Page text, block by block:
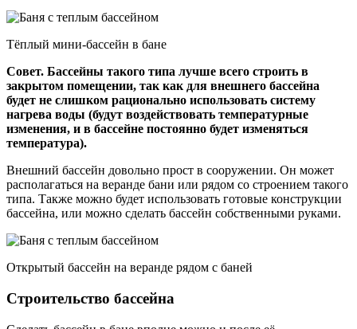
Тёплый мини-бассейн в бане
Совет. Бассейны такого типа лучше всего строить в
закрытом помещении, так как для внешнего бассейна
будет не слишком рационально использовать систему
нагрева воды (будут воздействовать температурные
изменения, и в бассейне постоянно будет изменяться
температура).
Внешний бассейн довольно прост в сооружении. Он может
располагаться на веранде бани или рядом со строением такого
типа. Также можно будет использовать готовые конструкции
бассейна, или можно сделать бассейн собственными руками.
Открытый бассейн на веранде рядом с баней
Строительство бассейна